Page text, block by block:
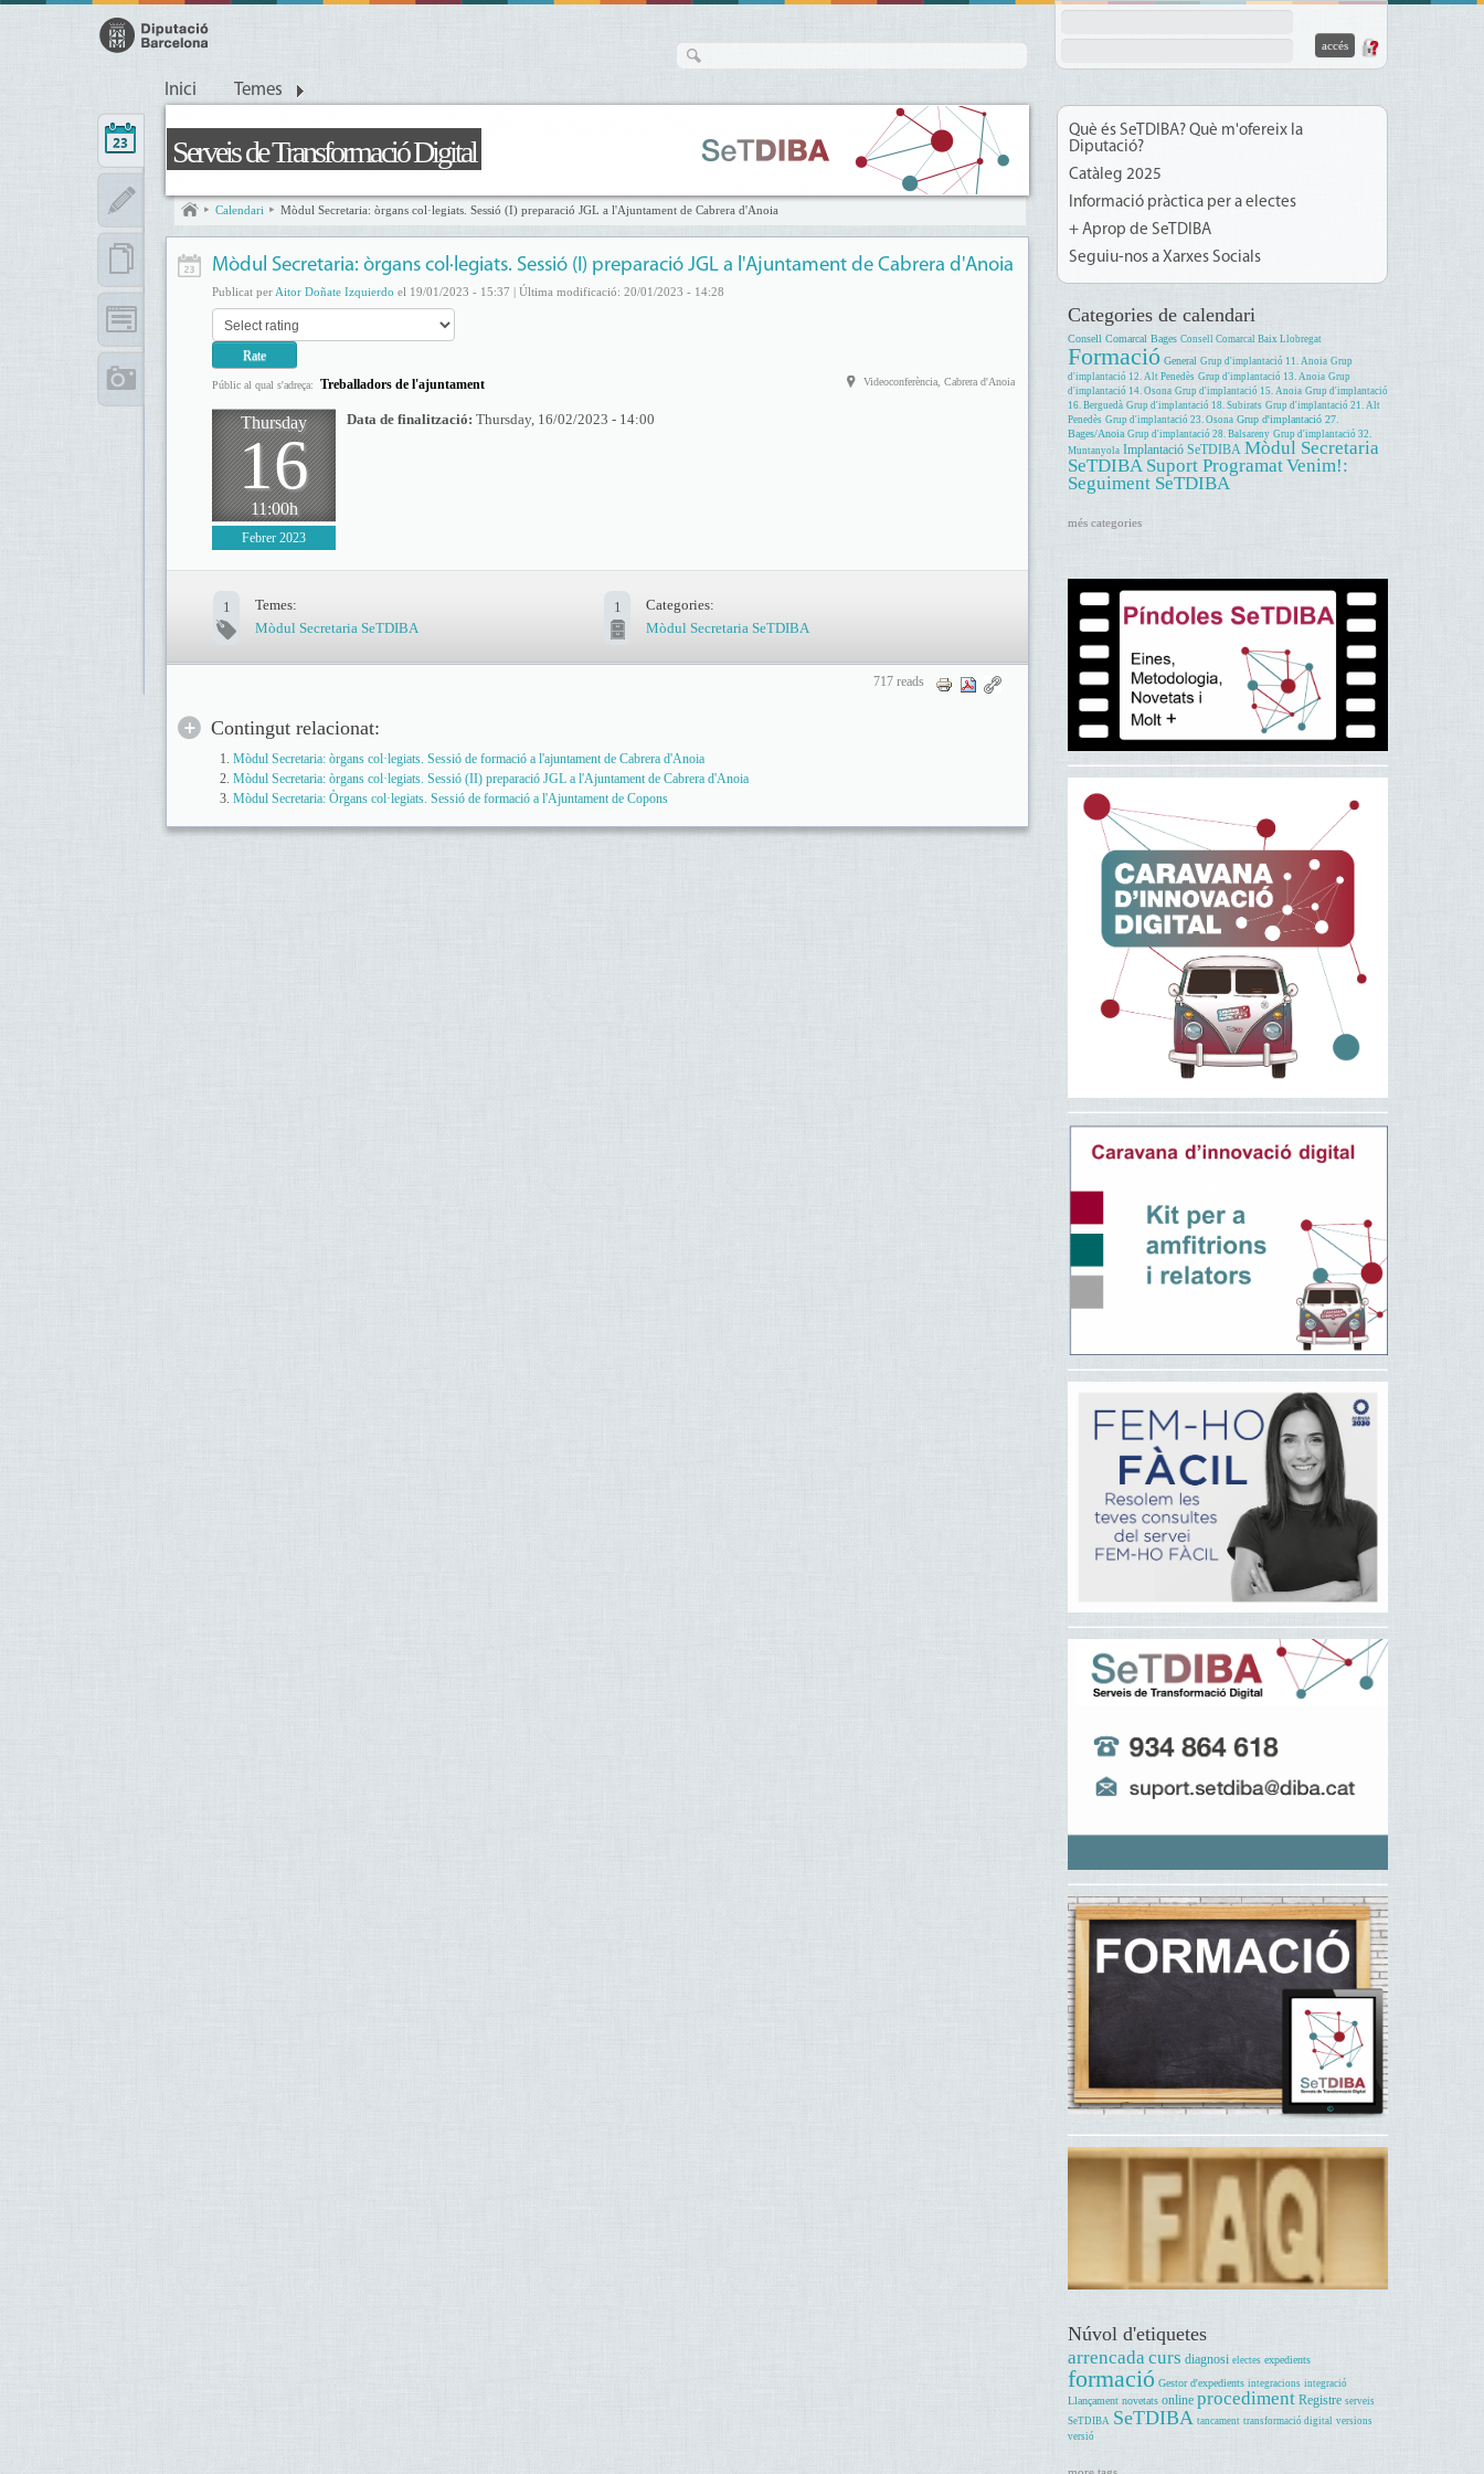
Inici Temes
Serveis de Transformació Digital
Calendari Mòdul Secretaria: òrgans col·legiats. Sessió (I) preparació JGL a l'Ajuntament de Cabrera d'Anoia
Mòdul Secretaria: òrgans col·legiats. Sessió (I) preparació JGL a l'Ajuntament de Cabrera d'Anoia
Publicat per Aitor Doñate Izquierdo el 19/01/2023 - 15:37 | Última modificació: 20/01/2023 - 14:28
Públic al qual s'adreça: Treballadors de l'ajuntament Videoconferència, Cabrera d'Anoia
Thursday
16
11:00h
Febrer 2023
Data de finalització: Thursday, 16/02/2023 - 14:00
1
Temes:
Mòdul Secretaria SeTDIBA
1
Categories:
Mòdul Secretaria SeTDIBA
717 reads
Contingut relacionat:
Mòdul Secretaria: òrgans col·legiats. Sessió de formació a l'ajuntament de Cabrera d'Anoia
Mòdul Secretaria: òrgans col·legiats. Sessió (II) preparació JGL a l'Ajuntament de Cabrera d'Anoia
Mòdul Secretaria: Òrgans col·legiats. Sessió de formació a l'Ajuntament de Copons
Què és SeTDIBA? Què m'ofereix la
Diputació?
Catàleg 2025
Informació pràctica per a electes
+ Aprop de SeTDIBA
Seguiu-nos a Xarxes Socials
Categories de calendari
Consell Comarcal Bages Consell Comarcal Baix Llobregat
Formació General Grup d'implantació 11. Anoia Grup
d'implantació 12. Alt Penedès Grup d'implantació 13. Anoia Grup
d'implantació 14. Osona Grup d'implantació 15. Anoia Grup d'implantació
16. Berguedà Grup d'implantació 18. Subirats Grup d'implantació 21. Alt
Penedès Grup d'implantació 23. Osona Grup d'implantació 27.
Bages/Anoia Grup d'implantació 28. Balsareny Grup d'implantació 32.
Muntanyola Implantació SeTDIBA Mòdul Secretaria
SeTDIBA Suport ProgramatVenim!:
Seguiment SeTDIBA
més categories
Núvol d'etiquetes
arrencada curs diagnosi electes expedients
formació Gestor d'expedients integracions integració
Llançament novetats online procediment Registre serveis
SeTDIBA SeTDIBA tancament transformació digital versions
versió
more tags